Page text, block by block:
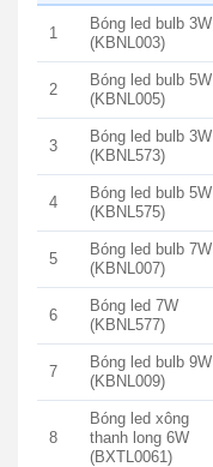
1
Bóng led bulb 3W
(KBNL003)
2
Bóng led bulb 5W
(KBNL005)
3
Bóng led bulb 3W
(KBNL573)
4
Bóng led bulb 5W
(KBNL575)
5
Bóng led bulb 7W
(KBNL007)
6
Bóng led 7W
(KBNL577)
7
Bóng led bulb 9W
(KBNL009)
8
Bóng led xông
thanh long 6W
(BXTL0061)